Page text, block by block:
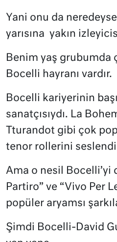
Yani onu da
yarısına yakın
Benim yaş grubumda
Bocelli hayranı vardır.
Bocelli kariyerinin
sanatçısıydı. La
Tturandot gibi çok
tenor rollerini
Ama o nesil Bocelli’yi
Partiro” ve “Vivo Per
popüler aryamsı
Şimdi Bocelli-David